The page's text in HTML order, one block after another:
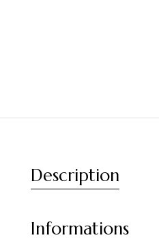
Description
Informations